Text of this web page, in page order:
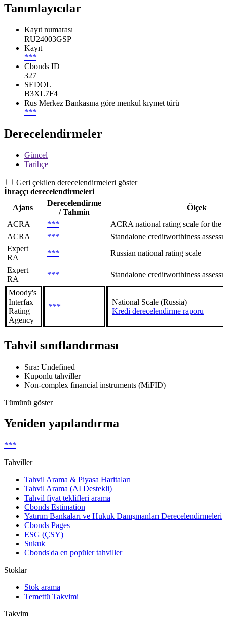
Tanımlayıcılar
Kayıt numarası
RU24003GSP
Kayıt
***
Cbonds ID
327
SEDOL
B3XL7F4
Rus Merkez Bankasına göre menkul kıymet türü
***
Derecelendirmeler
Güncel
Tarihçe
Geri çekilen derecelendirmeleri göster
İhraççı derecelendirmeleri
Ajans
Derecelendirme
/ Tahmin
Ölçek
ACRA
***
ACRA national rating scale for the
ACRA
***
Standalone creditworthiness
Expert
RA
***
Russian national rating scale
Expert
RA
*** Standalone creditworthiness
Moody's
Interfax
Rating
Agency
***
National Scale (Russia)
Kredi derecelendirme raporu
Tahvil sınıflandırması
Sıra: Undefined
Kuponlu tahviller
Non-complex financial instruments (MiFID)
Tümünü göster
Yeniden yapılandırma
***
Tahviller
Tahvil Arama & Piyasa Haritaları
Tahvil Arama (AI Destekli)
Tahvil fiyat teklifleri arama
Cbonds Estimation
Yatırım Bankaları ve Hukuk Danışmanları Derecelendirmeleri
Cbonds Pages
ESG (ÇSY)
Sukuk
Cbonds'da en popüler tahviller
Stoklar
Stok arama
Temettü Takvimi
Takvim